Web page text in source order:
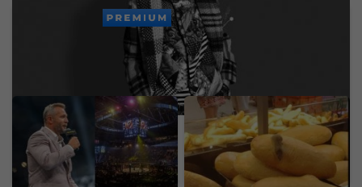
PREMIUM
Ondřej Novotný z
Oktagonu. Za McGregora
by dal aj 50 miliónov eur,
organizáciu by predal za
astronomickú sumu
Na bochníku chleba sa
objavila myš. Fotka z
predajne známeho
reťazca obletela internet